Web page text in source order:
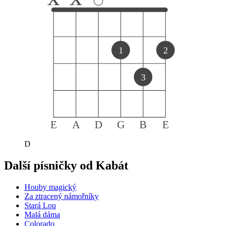
E A D G B E
1
3
2
D
Další písničky od Kabát
Houby magický
Za ztracený námořníky
Stará Lou
Malá dáma
Colorado